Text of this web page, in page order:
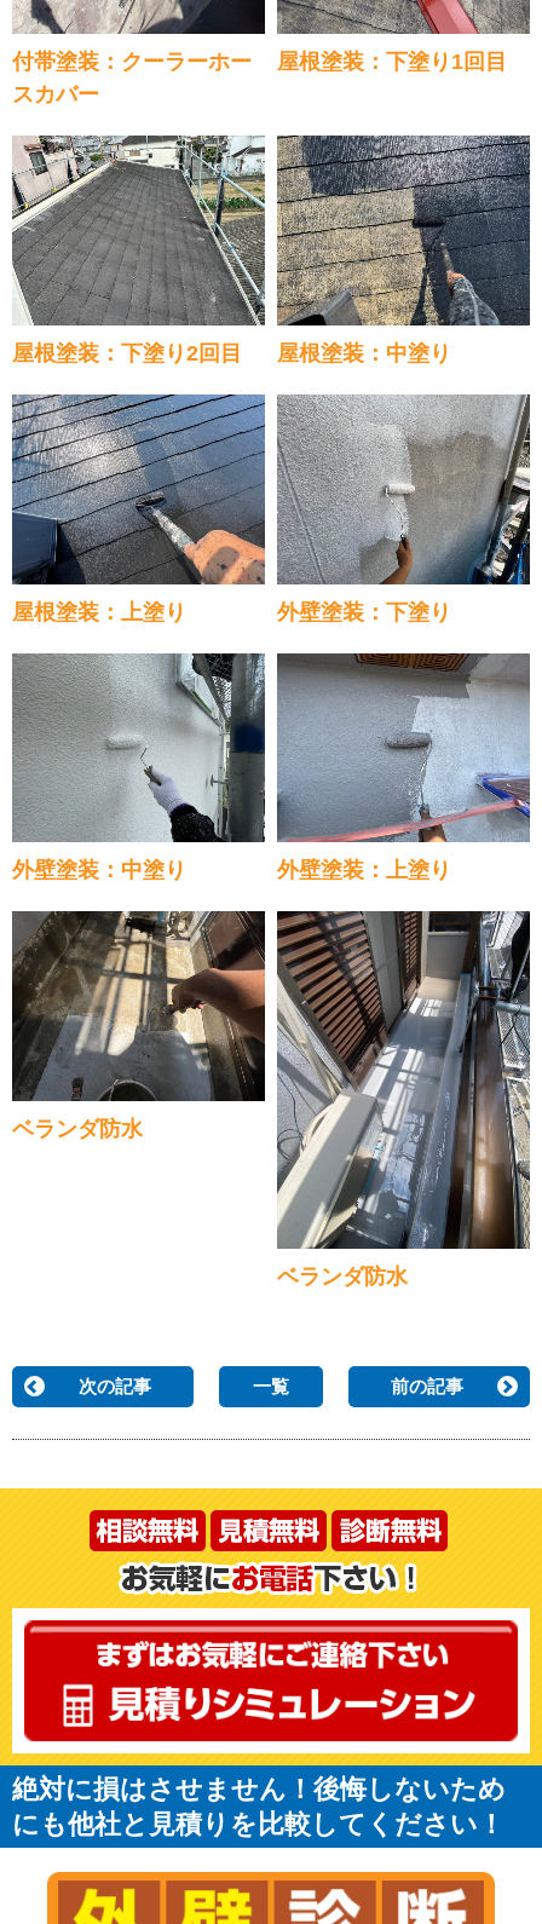
付帯塗装：クーラーホー
スカバー
屋根塗装：下塗り1回目
屋根塗装：下塗り2回目 屋根塗装：中塗り
屋根塗装：上塗り 外壁塗装：下塗り
外壁塗装：中塗り 外壁塗装：上塗り
ベランダ防水
ベランダ防水
次の記事 一覧 前の記事
絶対に損はさせません！後悔しないため
にも他社と見積りを比較してください！